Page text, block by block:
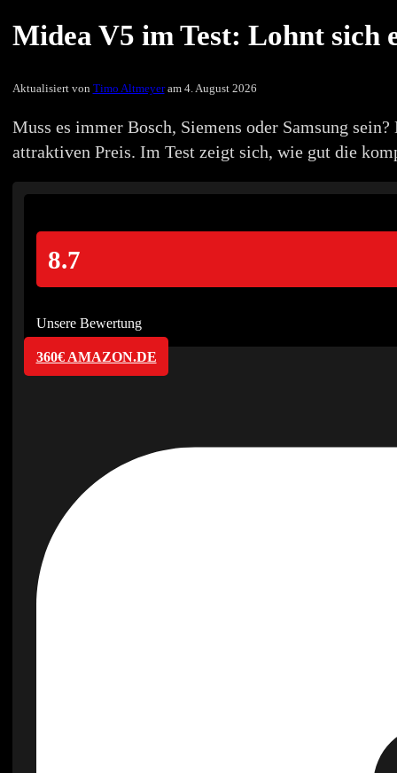
Midea V5 im Test: Lohnt sich
Aktualisiert von Timo Altmeyeram 4. August 2026
Muss es immer Bosch, Siemens oder Samsung
attraktiven Preis. Im Test zeigt sich, wie gut die
8.7
Unsere Bewertung
360€ AMAZON.DE